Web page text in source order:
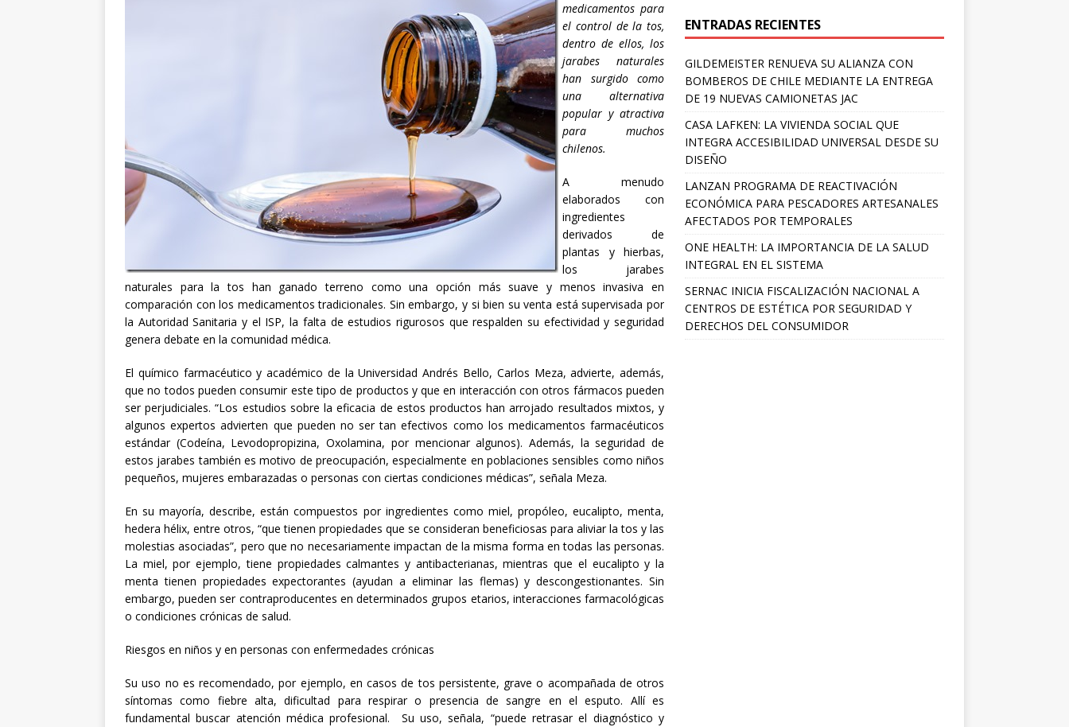
medicamentos para
el control de la tos,
dentro de ellos, los
jarabes naturales
han surgido como
una alternativa
popular y atractiva
para muchos
chilenos.
A menudo
elaborados con
ingredientes
derivados de
plantas y hierbas,
los jarabes
naturales para la tos han ganado terreno como una opción más suave y menos invasiva en
comparación con los medicamentos tradicionales. Sin embargo, y si bien su venta está supervisada por
la Autoridad Sanitaria y el ISP, la falta de estudios rigurosos que respalden su efectividad y seguridad
genera debate en la comunidad médica.
El químico farmacéutico y académico de la Universidad Andrés Bello, Carlos Meza, advierte, además,
que no todos pueden consumir este tipo de productos y que en interacción con otros fármacos pueden
ser perjudiciales. “Los estudios sobre la eficacia de estos productos han arrojado resultados mixtos, y
algunos expertos advierten que pueden no ser tan efectivos como los medicamentos farmacéuticos
estándar (Codeína, Levodopropizina, Oxolamina, por mencionar algunos). Además, la seguridad de
estos jarabes también es motivo de preocupación, especialmente en poblaciones sensibles como niños
pequeños, mujeres embarazadas o personas con ciertas condiciones médicas”, señala Meza.
En su mayoría, describe, están compuestos por ingredientes como miel, propóleo, eucalipto, menta,
hedera hélix, entre otros, “que tienen propiedades que se consideran beneficiosas para aliviar la tos y las
molestias asociadas”, pero que no necesariamente impactan de la misma forma en todas las personas.
La miel, por ejemplo, tiene propiedades calmantes y antibacterianas, mientras que el eucalipto y la
menta tienen propiedades expectorantes (ayudan a eliminar las flemas) y descongestionantes. Sin
embargo, pueden ser contraproducentes en determinados grupos etarios, interacciones farmacológicas
o condiciones crónicas de salud.
Riesgos en niños y en personas con enfermedades crónicas
Su uso no es recomendado, por ejemplo, en casos de tos persistente, grave o acompañada de otros
síntomas como fiebre alta, dificultad para respirar o presencia de sangre en el esputo. Allí es
fundamental buscar atención médica profesional. Su uso, señala, “puede retrasar el diagnóstico y
ENTRADAS RECIENTES
GILDEMEISTER RENUEVA SU ALIANZA CON
BOMBEROS DE CHILE MEDIANTE LA ENTREGA
DE 19 NUEVAS CAMIONETAS JAC
CASA LAFKEN: LA VIVIENDA SOCIAL QUE
INTEGRA ACCESIBILIDAD UNIVERSAL DESDE SU
DISEÑO
LANZAN PROGRAMA DE REACTIVACIÓN
ECONÓMICA PARA PESCADORES ARTESANALES
AFECTADOS POR TEMPORALES
ONE HEALTH: LA IMPORTANCIA DE LA SALUD
INTEGRAL EN EL SISTEMA
SERNAC INICIA FISCALIZACIÓN NACIONAL A
CENTROS DE ESTÉTICA POR SEGURIDAD Y
DERECHOS DEL CONSUMIDOR